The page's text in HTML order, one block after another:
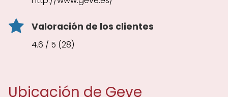
Valoración de los clientes
4.6 / 5 (28)
Ubicación de Geve